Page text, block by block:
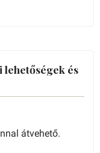
és
átvehető.